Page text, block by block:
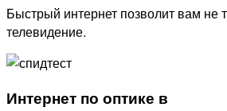
Быстрый интернет позволит вам не
телевидение.
Интернет по оптике в